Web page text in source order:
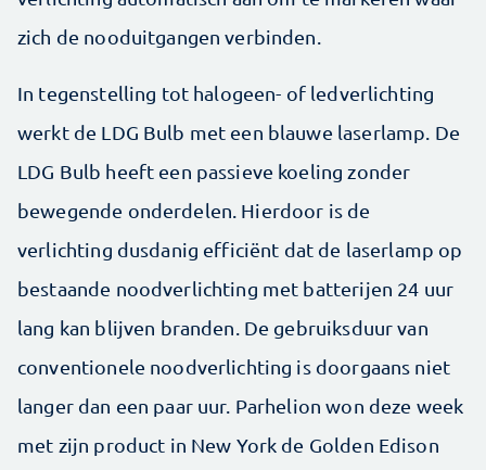
zich de nooduitgangen verbinden.
In tegenstelling tot halogeen- of ledverlichting
werkt de LDG Bulb met een blauwe laserlamp. De
LDG Bulb heeft een passieve koeling zonder
bewegende onderdelen. Hierdoor is de
verlichting dusdanig efficiënt dat de laserlamp op
bestaande noodverlichting met batterijen 24 uur
lang kan blijven branden. De gebruiksduur van
conventionele noodverlichting is doorgaans niet
langer dan een paar uur. Parhelion won deze week
met zijn product in New York de Golden Edison